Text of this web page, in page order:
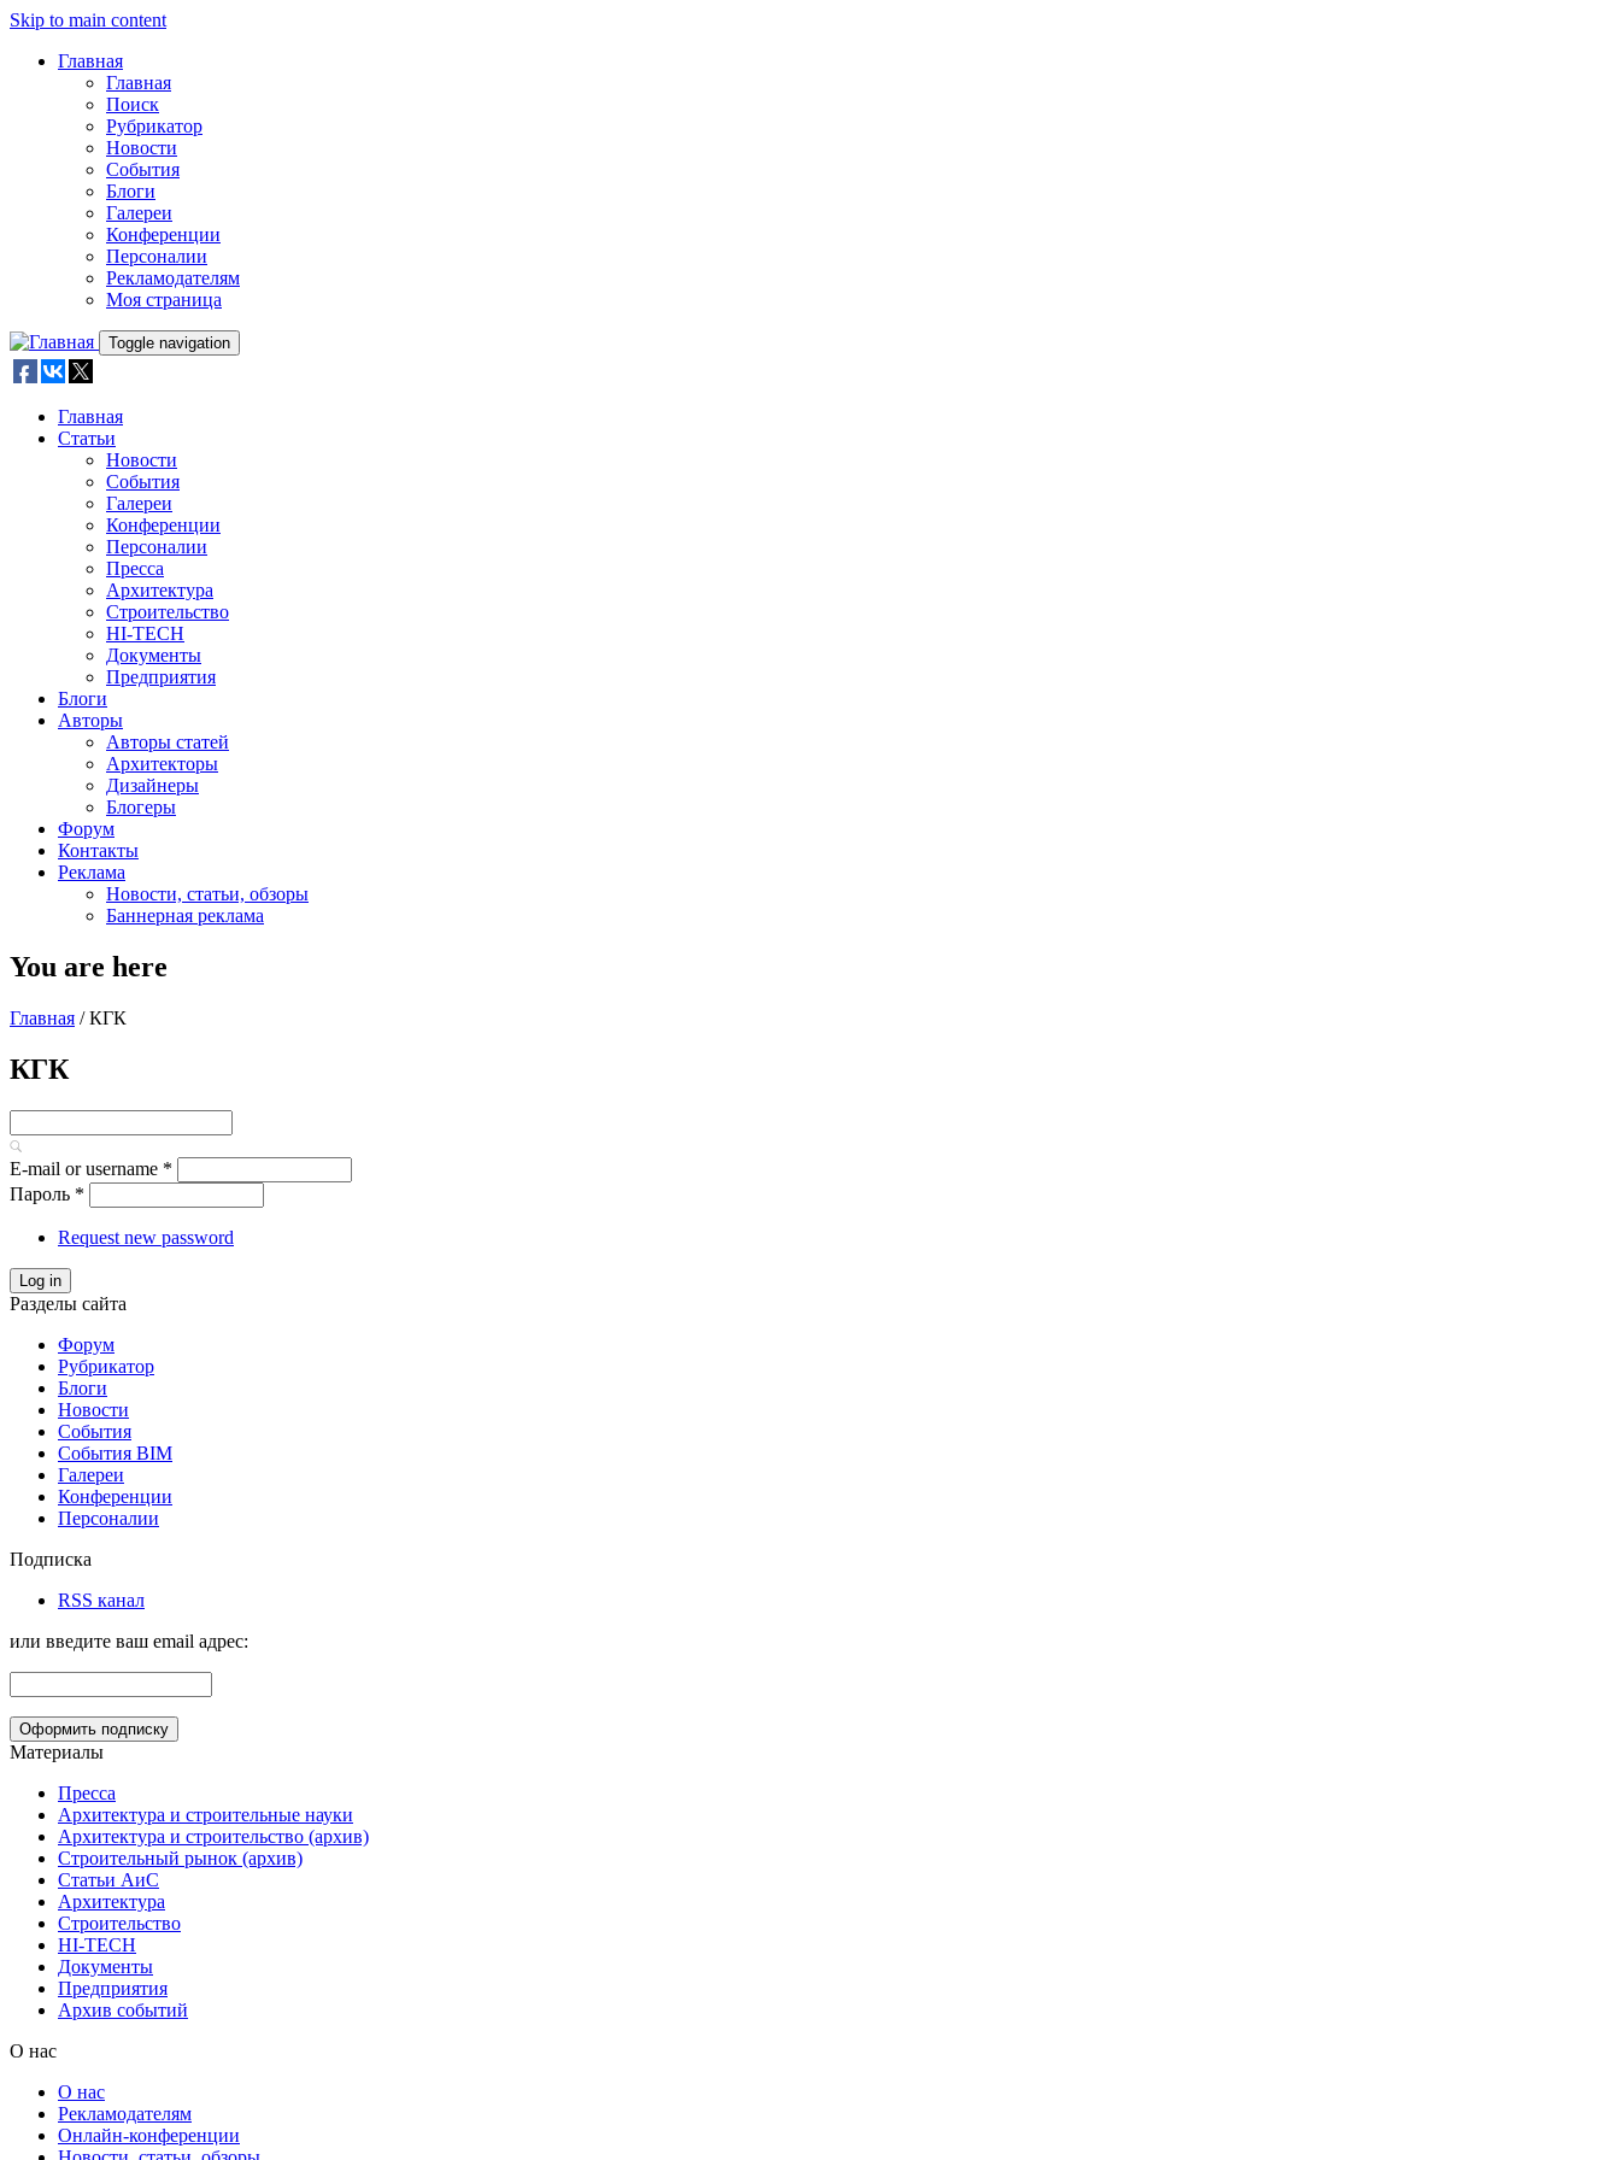
Skip to main content
Главная
Главная
Поиск
Рубрикатор
Новости
События
Блоги
Галереи
Конференции
Персоналии
Рекламодателям
Моя страница
Toggle navigation
Главная
Статьи
Новости
События
Галереи
Конференции
Персоналии
Пресса
Архитектура
Строительство
HI-TECH
Документы
Предприятия
Блоги
Авторы
Авторы статей
Архитекторы
Дизайнеры
Блогеры
Форум
Контакты
Реклама
Новости, статьи, обзоры
Баннерная реклама
You are here
Главная / КГК
КГК
E-mail or username *
Пароль *
Request new password
Log in
Разделы сайта
Форум
Рубрикатор
Блоги
Новости
События
События BIM
Галереи
Конференции
Персоналии
Подписка
RSS канал
или введите ваш email адрес:
Материалы
Пресса
Архитектура и строительные науки
Архитектура и строительство (архив)
Строительный рынок (архив)
Статьи АиС
Архитектура
Строительство
HI-TECH
Документы
Предприятия
Архив событий
О нас
О нас
Рекламодателям
Онлайн-конференции